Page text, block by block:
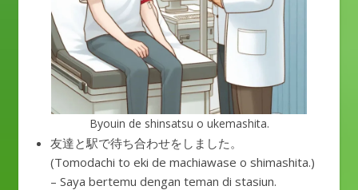
Byouin de shinsatsu o ukemashita.
友達と駅で待ち合わせをしました。
(Tomodachi to eki de machiawase o shimashita.)
– Saya bertemu dengan teman di stasiun.